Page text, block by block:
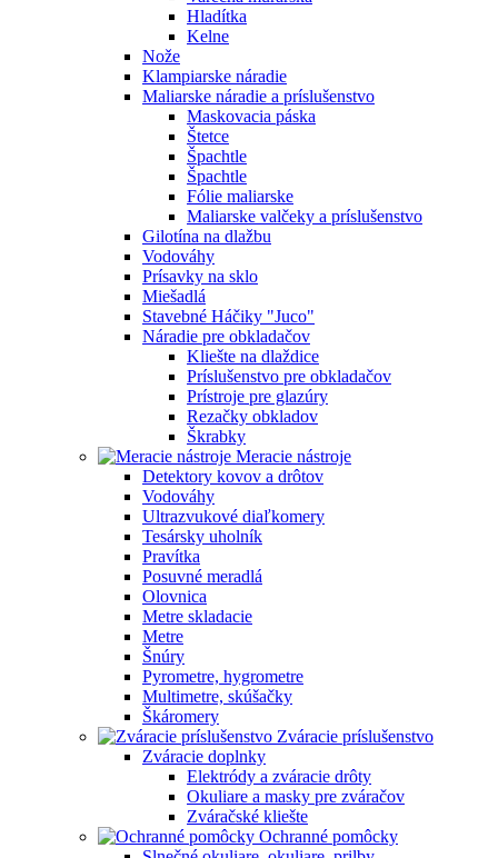
Hladítka
Kelne
Nože
Klampiarske náradie
Maliarske náradie a príslušenstvo
Maskovacia páska
Štetce
Špachtle
Špachtle
Fólie maliarske
Maliarske valčeky a príslušenstvo
Gilotína na dlažbu
Vodováhy
Prísavky na sklo
Miešadlá
Stavebné Háčiky "Juco"
Náradie pre obkladačov
Kliešte na dlaždice
Príslušenstvo pre obkladačov
Prístroje pre glazúry
Rezačky obkladov
Škrabky
Meracie nástroje
Detektory kovov a drôtov
Vodováhy
Ultrazvukové diaľkomery
Tesársky uholník
Pravítka
Posuvné meradlá
Olovnica
Metre skladacie
Metre
Šnúry
Pyrometre, hygrometre
Multimetre, skúšačky
Škáromery
Zváracie príslušenstvo
Zváracie doplnky
Elektródy a zváracie drôty
Okuliare a masky pre zváračov
Zváračské kliešte
Ochranné pomôcky